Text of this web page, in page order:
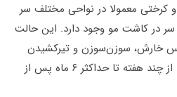
معمولا در نواحی مختلف سر
سر در کاشت مو وجود دارد. این حالت
خارش، سوزن‌سوزن و تیرکشیدن
خفیف تبدیل می‌شود و معمولا از چند هفته تا حداکثر ۶ ماه پس از